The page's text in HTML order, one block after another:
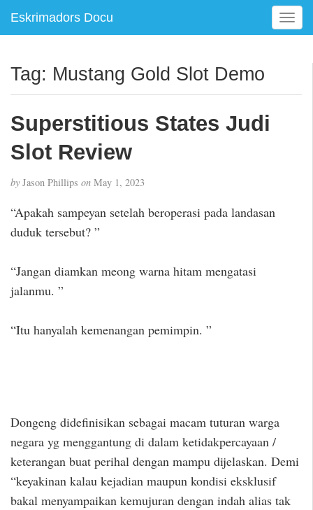
Eskrimadors Docu
T
o
e
Tag: Mustang Gold Slot Demo
Superstitious States Judi
Slot Review
by Jason Phillips on May 1, 2023
“Apakah sampeyan setelah beroperasi pada landasan
duduk tersebut? ”
“Jangan diamkan meong warna hitam mengatasi
jalanmu. ”
“Itu hanyalah kemenangan pemimpin. ”
Dongeng didefinisikan sebagai macam tuturan warga
negara yg menggantung di dalam ketidakpercayaan /
keterangan buat perihal dengan mampu dijelaskan. Demi
“keyakinan kalau kejadian maupun kondisi eksklusif
bakal menyampaikan kemujuran dengan indah alias tak